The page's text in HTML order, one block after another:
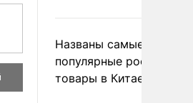
Названы самые
популярные российские
товары в Китае